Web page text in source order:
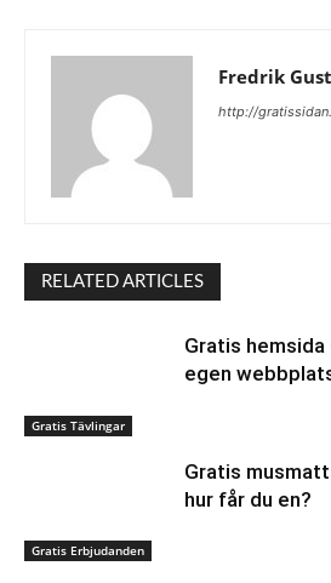
Fredrik
http://
RELATED ARTICLES
Gratis Tävlingar
Gratis hemsida
egen
Gratis Erbjudanden
Gratis
hur får du en?